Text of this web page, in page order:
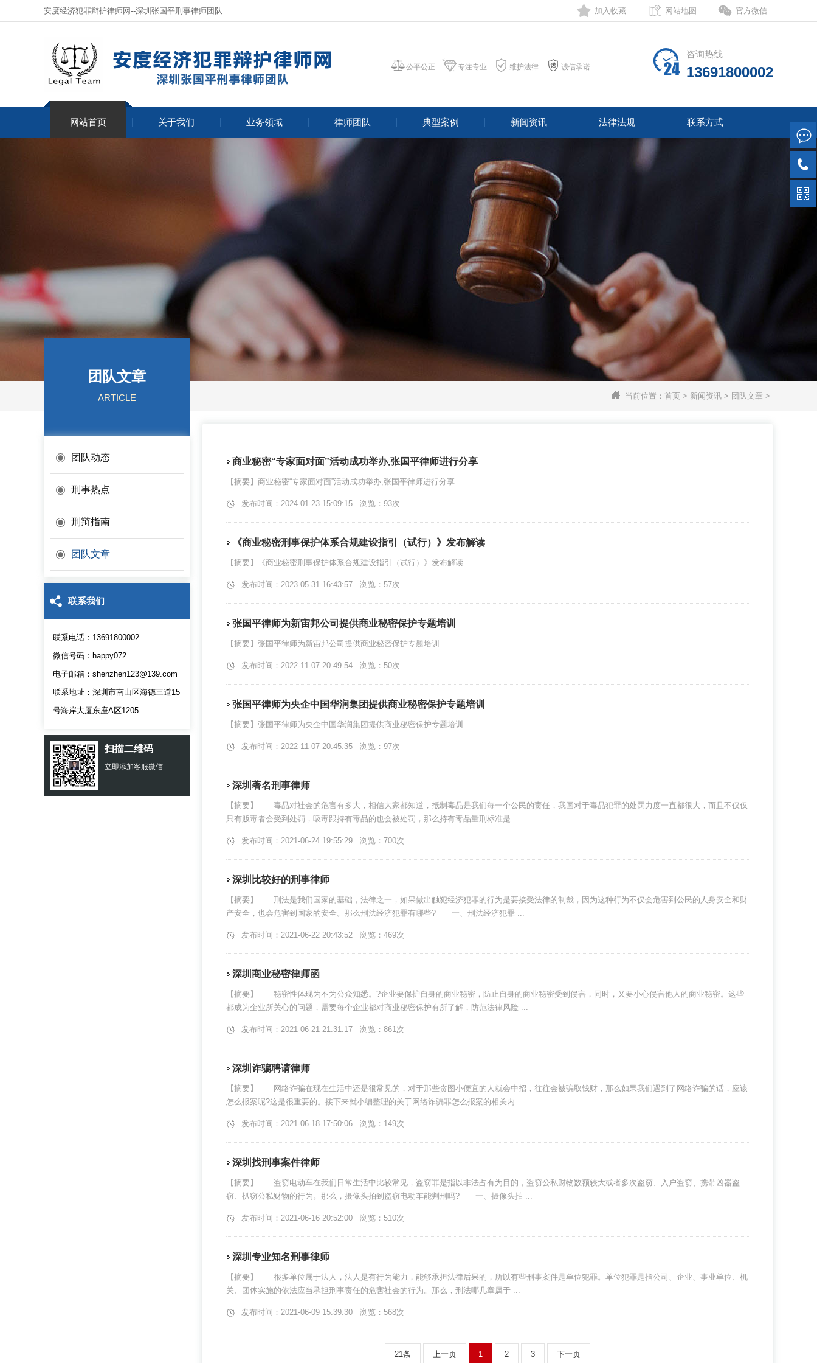
官方微信
网站地图
加入收藏
安度经济犯罪辩护律师网--深圳张国平刑事律师团队
公平公正 专注专业 维护法律 诚信承诺
咨询热线
13691800002
网站首页 关于我们 业务领域 律师团队 典型案例 新闻资讯 法律法规 联系方式
当前位置： 首页 > 新闻资讯 > 团队文章 >
团队文章
ARTICLE
团队动态
刑事热点
刑辩指南
团队文章
联系我们
联系电话：13691800002
微信号码：happy072
电子邮箱：shenzhen123@139.com
联系地址：深圳市南山区海德三道15
号海岸大厦东座A区1205.
扫描二维码
立即添加客服微信
商业秘密“专家面对面”活动成功举办,张国平律师进行分享
【摘要】商业秘密“专家面对面”活动成功举办,张国平律师进行分享...
发布时间：2024-01-23 15:09:15 浏览：93次
《商业秘密刑事保护体系合规建设指引（试行）》发布解读
【摘要】《商业秘密刑事保护体系合规建设指引（试行）》发布解读...
发布时间：2023-05-31 16:43:57 浏览：57次
张国平律师为新宙邦公司提供商业秘密保护专题培训
【摘要】张国平律师为新宙邦公司提供商业秘密保护专题培训...
发布时间：2022-11-07 20:49:54 浏览：50次
张国平律师为央企中国华润集团提供商业秘密保护专题培训
【摘要】张国平律师为央企中国华润集团提供商业秘密保护专题培训...
发布时间：2022-11-07 20:45:35 浏览：97次
深圳著名刑事律师
【摘要】 毒品对社会的危害有多大，相信大家都知道，抵制毒品是我们每一个公民的责任，我国对于毒品犯罪的处罚力度一直都很大，而且不仅仅
只有贩毒者会受到处罚，吸毒跟持有毒品的也会被处罚，那么持有毒品量刑标准是 ...
发布时间：2021-06-24 19:55:29 浏览：700次
深圳比较好的刑事律师
【摘要】 刑法是我们国家的基础，法律之一，如果做出触犯经济犯罪的行为是要接受法律的制裁，因为这种行为不仅会危害到公民的人身安全和财
产安全，也会危害到国家的安全。那么刑法经济犯罪有哪些? 一、刑法经济犯罪 ...
发布时间：2021-06-22 20:43:52 浏览：469次
深圳商业秘密律师函
【摘要】 秘密性体现为不为公众知悉。?企业要保护自身的商业秘密，防止自身的商业秘密受到侵害，同时，又要小心侵害他人的商业秘密。这些
都成为企业所关心的问题，需要每个企业都对商业秘密保护有所了解，防范法律风险 ...
发布时间：2021-06-21 21:31:17 浏览：861次
深圳诈骗聘请律师
【摘要】 网络诈骗在现在生活中还是很常见的，对于那些贪图小便宜的人就会中招，往往会被骗取钱财，那么如果我们遇到了网络诈骗的话，应该
怎么报案呢?这是很重要的。接下来就小编整理的关于网络诈骗罪怎么报案的相关内 ...
发布时间：2021-06-18 17:50:06 浏览：149次
深圳找刑事案件律师
【摘要】 盗窃电动车在我们日常生活中比较常见，盗窃罪是指以非法占有为目的，盗窃公私财物数额较大或者多次盗窃、入户盗窃、携带凶器盗
窃、扒窃公私财物的行为。那么，摄像头拍到盗窃电动车能判刑吗? 一、摄像头拍 ...
发布时间：2021-06-16 20:52:00 浏览：510次
深圳专业知名刑事律师
【摘要】 很多单位属于法人，法人是有行为能力，能够承担法律后果的，所以有些刑事案件是单位犯罪。单位犯罪是指公司、企业、事业单位、机
关、团体实施的依法应当承担刑事责任的危害社会的行为。那么，刑法哪几章属于 ...
发布时间：2021-06-09 15:39:30 浏览：568次
21条 上一页 1 2 3 下一页